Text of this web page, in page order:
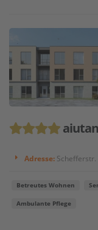
Adresse: Schefferstr.
Betreutes Wohnen
Ambulante Pflege